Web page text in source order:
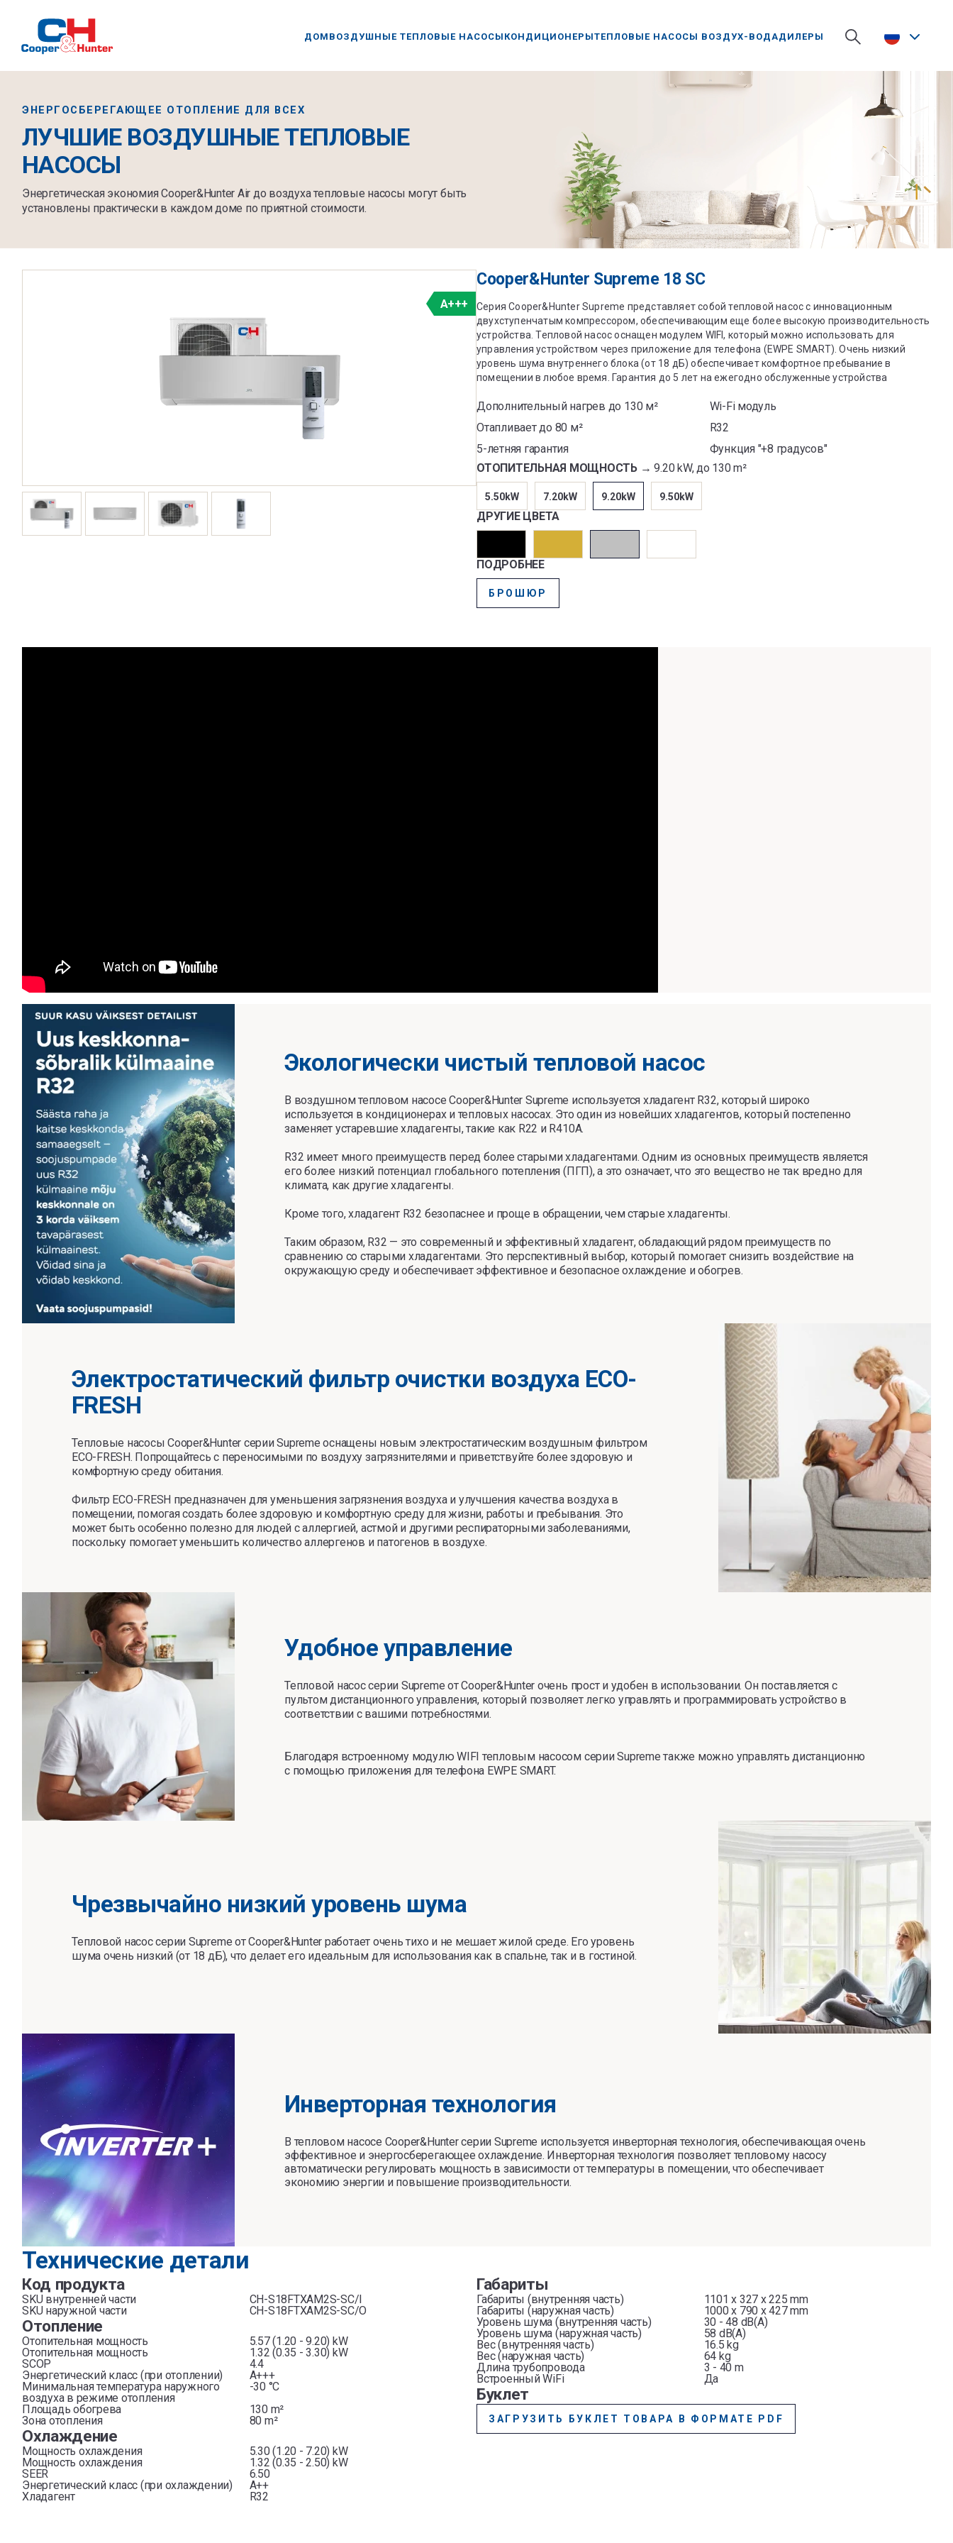
ДОМ ВОЗДУШНЫЕ ТЕПЛОВЫЕ НАСОСЫ КОНДИЦИОНЕРЫТЕПЛОВЫЕ НАСОСЫ ВОЗДУХ-ВОДАДИЛЕРЫ
ЭНЕРГОСБЕРЕГАЮЩЕЕ ОТОПЛЕНИЕ ДЛЯ ВСЕХ
ЛУЧШИЕ ВОЗДУШНЫЕ ТЕПЛОВЫЕ
НАСОСЫ
Энергетическая экономия Cooper&Hunter Air до воздуха тепловые насосы могут быть
установлены практически в каждом доме по приятной стоимости.
A+++
Cooper&Hunter Supreme 18 SC
Серия Cooper&Hunter Supreme представляет собой тепловой насос с инновационным
двухступенчатым компрессором, обеспечивающим еще более высокую производительность
устройства. Тепловой насос оснащен модулем WIFI, который можно использовать для
управления устройством через приложение для телефона (EWPE SMART). Очень низкий
уровень шума внутреннего блока (от 18 дБ) обеспечивает комфортное пребывание в
помещении в любое время. Гарантия до 5 лет на ежегодно обслуженные устройства
Дополнительный нагрев до 130 м²
Отапливает до 80 м²
5-летняя гарантия
Wi-Fi модуль
R32
Функция "+8 градусов"
ОТОПИТЕЛЬНАЯ МОЩНОСТЬ →9.20 kW, до 130 m²
5.50kW 7.20kW 9.20kW 9.50kW
ДРУГИЕ ЦВЕТА
ПОДРОБНЕЕ
БРОШЮР
Экологически чистый тепловой насос
В воздушном тепловом насосе Cooper&Hunter Supreme используется хладагент R32, который широко
используется в кондиционерах и тепловых насосах. Это один из новейших хладагентов, который постепенно
заменяет устаревшие хладагенты, такие как R22 и R410A.
R32 имеет много преимуществ перед более старыми хладагентами. Одним из основных преимуществ является
его более низкий потенциал глобального потепления (ПГП), а это означает, что это вещество не так вредно для
климата, как другие хладагенты.
Кроме того, хладагент R32 безопаснее и проще в обращении, чем старые хладагенты.
Таким образом, R32 — это современный и эффективный хладагент, обладающий рядом преимуществ по
сравнению со старыми хладагентами. Это перспективный выбор, который помогает снизить воздействие на
окружающую среду и обеспечивает эффективное и безопасное охлаждение и обогрев.
Электростатический фильтр очистки воздуха ECO-
FRESH
Тепловые насосы Cooper&Hunter серии Supreme оснащены новым электростатическим воздушным фильтром
ECO-FRESH. Попрощайтесь с переносимыми по воздуху загрязнителями и приветствуйте более здоровую и
комфортную среду обитания.
Фильтр ECO-FRESH предназначен для уменьшения загрязнения воздуха и улучшения качества воздуха в
помещении, помогая создать более здоровую и комфортную среду для жизни, работы и пребывания. Это
может быть особенно полезно для людей с аллергией, астмой и другими респираторными заболеваниями,
поскольку помогает уменьшить количество аллергенов и патогенов в воздухе.
Удобное управление
Тепловой насос серии Supreme от Cooper&Hunter очень прост и удобен в использовании. Он поставляется с
пультом дистанционного управления, который позволяет легко управлять и программировать устройство в
соответствии с вашими потребностями.
Благодаря встроенному модулю WIFI тепловым насосом серии Supreme также можно управлять дистанционно
с помощью приложения для телефона EWPE SMART.
Чрезвычайно низкий уровень шума
Тепловой насос серии Supreme от Cooper&Hunter работает очень тихо и не мешает жилой среде. Его уровень
шума очень низкий (от 18 дБ), что делает его идеальным для использования как в спальне, так и в гостиной.
Инверторная технология
В тепловом насосе Cooper&Hunter серии Supreme используется инверторная технология, обеспечивающая очень
эффективное и энергосберегающее охлаждение. Инверторная технология позволяет тепловому насосу
автоматически регулировать мощность в зависимости от температуры в помещении, что обеспечивает
экономию энергии и повышение производительности.
Технические детали
Код продукта
SKU внутренней части
CH-S18FTXAM2S-SC/I
SKU наружной части
CH-S18FTXAM2S-SC/O
Отопление
Отопительная мощность
5.57 (1.20 - 9.20) kW
Отопительная мощность
1.32 (0.35 - 3.30) kW
SCOP
4.4
Энергетический класс (при отоплении)
A+++
Минимальная температура наружного
воздуха в режиме отопления
-30 °C
Площадь обогрева
130 m²
Зона отопления
80 m²
Охлаждение
Мощность охлаждения
5.30 (1.20 - 7.20) kW
Мощность охлаждения
1.32 (0.35 - 2.50) kW
SEER
6.50
Энергетический класс (при охлаждении)
A++
Хладагент
R32
Габариты
Габариты (внутренняя часть)
1101 x 327 x 225 mm
Габариты (наружная часть)
1000 x 790 x 427 mm
Уровень шума (внутренняя часть)
30 - 48 dB(A)
Уровень шума (наружная часть)
58 dB(A)
Вес (внутренняя часть)
16.5 kg
Вес (наружная часть)
64 kg
Длина трубопровода
3 - 40 m
Встроенный WiFi
Да
Буклет
ЗАГРУЗИТЬ БУКЛЕТ ТОВАРА В ФОРМАТЕ PDF